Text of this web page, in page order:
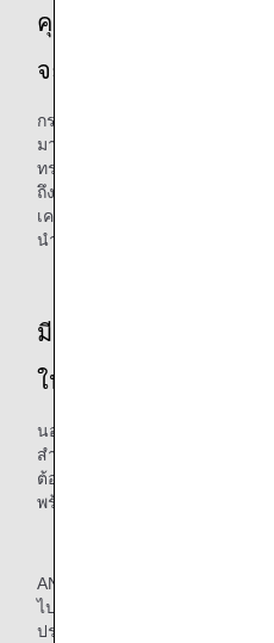
คุณต้องเผชิญกับความท้
จะประสบความสำเร็จ?
กระบวนการในการทำให้ได้สีที่ต้
มาก และเราขอชื่นชมช่างฝีมือที่
ทราบสีที่แน่นอนจนกว่าจะเผาแล้
ถึงสีที่เราต้องการผ่านการลองผิ
เคลือบ การสเปรย์ และอุณหภูมิ
นำเสนอสีสันได้อย่างสมบูรณ์แบบ
มีสิ่งใดบ้างที่คุณอยากเ
ในอนาคต
นอกจากการเพิ่มความสะดวกสบ
สำหรับลูกค้าของเราแล้ว เรามุ่
ต้อนรับของ ANA ผ่านการใช้เท
พร้อมทั้งสานต่อความพยายามขอ
ANA Group จะให้ความสำคัญกั
ไป พร้อมทั้งพัฒนาการใช้งานทรัพ
ประสิทธิภาพ